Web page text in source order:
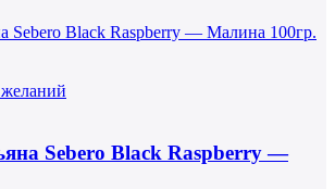
Sebero Black Raspberry —